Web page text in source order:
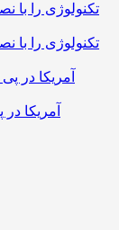
تکنولوژی را با